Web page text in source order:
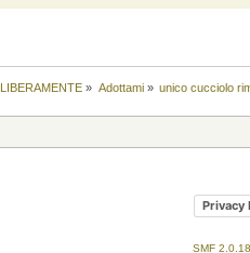
LIBERAMENTE » Adottami» unico cucciolo
Privacy
SMF 2.0.18